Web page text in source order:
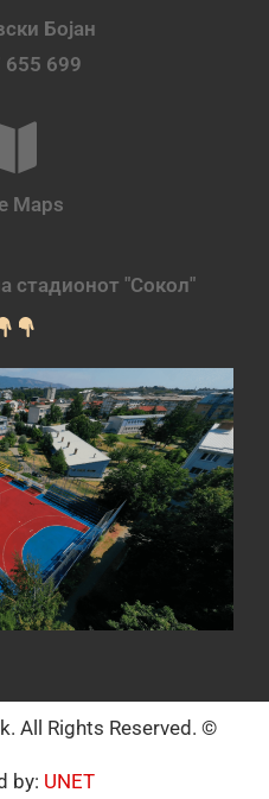
Бојан
655 699
Maps
стадионот "Сокол"
All Rights Reserved. ©
by: UNET